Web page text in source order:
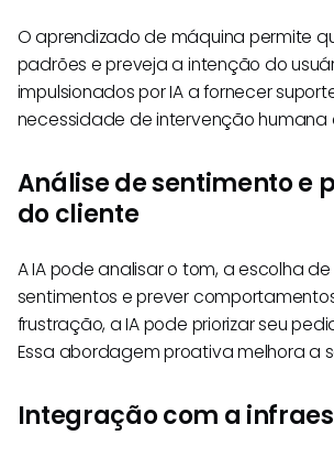
O aprendizado de máquina permite
padrões e preveja a intenção do
impulsionados por IA a fornecer
necessidade de intervenção humana
Análise de sentimento e
do cliente
A IA pode analisar o tom, a escolha
sentimentos e prever
frustração, a IA pode priorizar seu
Essa abordagem proativa melhora a
Integração com a